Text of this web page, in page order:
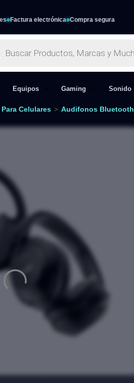
Factura electrónica Compra segura
Equipos Gaming Sonido
Celulares > Audifonos Bluetooth